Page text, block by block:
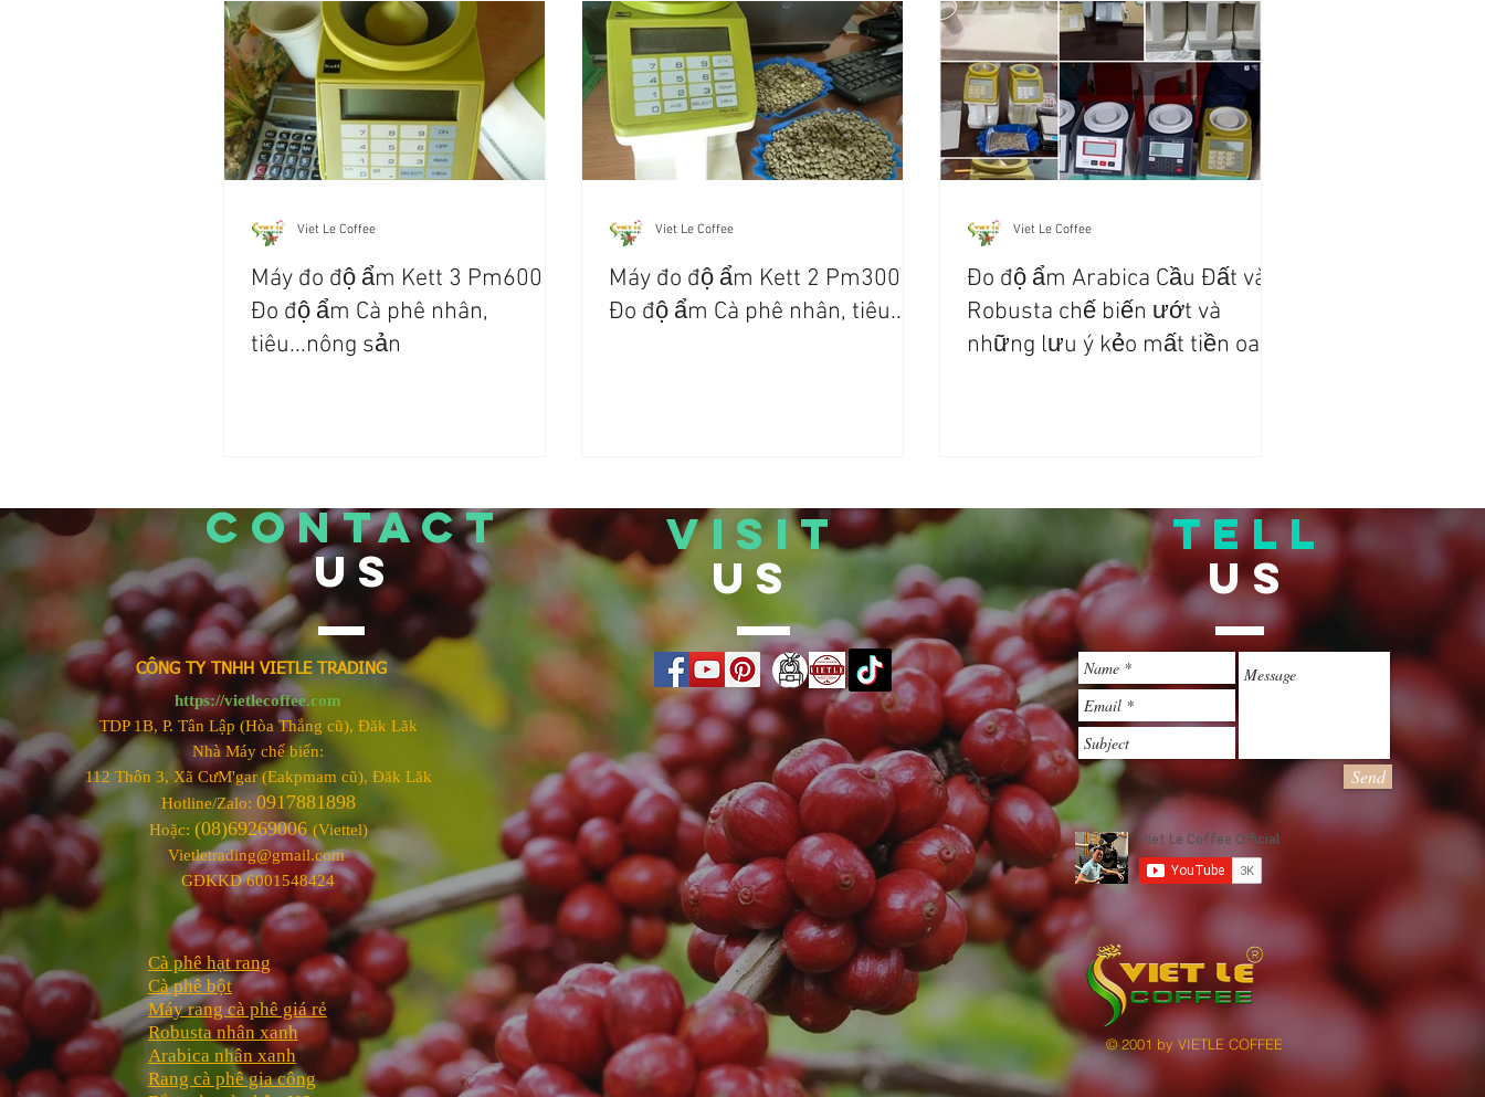
Máy đo độ ẩm Kett 3 Pm600 -
Đo độ ẩm Cà phê nhân,
tiêu...nông sản
Viet Le Coffee
Máy đo độ ẩm Kett 2 Pm300 -
Đo độ ẩm Cà phê nhân, tiêu...
Viet Le Coffee
Đo độ ẩm Arabica Cầu Đất và
Robusta chế biến ướt và
những lưu ý kẻo mất tiền oan
Viet Le Coffee
CONTACT
US
CÔNG TY TNHH VIETLE TRADING
https://vietlecoffee.com
TDP 1B, P. Tân Lập (Hòa Thắng cũ), Đăk Lăk
Nhà Máy chế biến:
112 Thôn 3, Xã CưM'gar (Eakpmam cũ), Đăk Lăk
Hotline/Zalo: 0917881898
Hoặc: (08)69269006 (Viettel)
Vietletrading@gmail.com
GĐKKD 6001548424
Cà phê hạt rang
Cà phê bột
Máy rang cà phê giá rẻ
Robusta nhân xanh
Arabica nhân xanh
Rang cà phê gia công
VISIT
US
TELL
US
Send
© 2001 by VIETLE COFFEE